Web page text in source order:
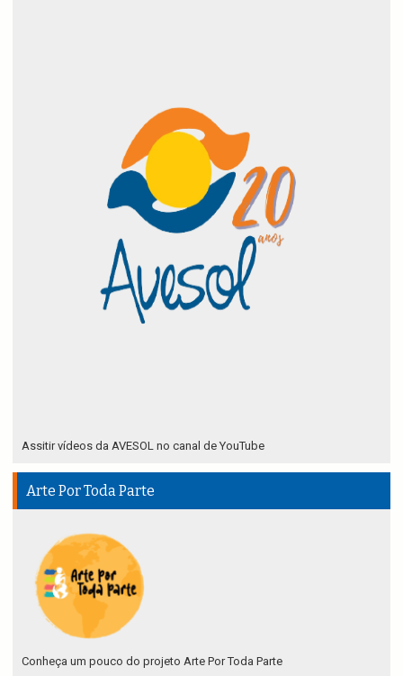
Assitir vídeos da AVESOL no canal de YouTube
Arte Por Toda Parte
Conheça um pouco do projeto Arte Por Toda Parte